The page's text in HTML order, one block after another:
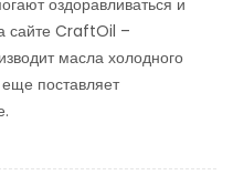
оздоравливаться и
сайте CraftOil –
масла холодного
поставляет